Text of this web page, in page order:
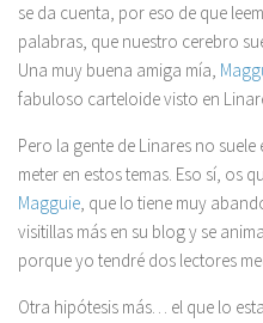
se da cuenta, por eso de que
palabras, que nuestro cerebro
Una muy buena amiga mía,
fabuloso carteloide visto en
Pero la gente de Linares no
meter en estos temas. Eso sí, os
Magguie, que lo tiene muy
visitillas más en su blog y se
porque yo tendré dos lectores
Otra hipótesis más… el que lo